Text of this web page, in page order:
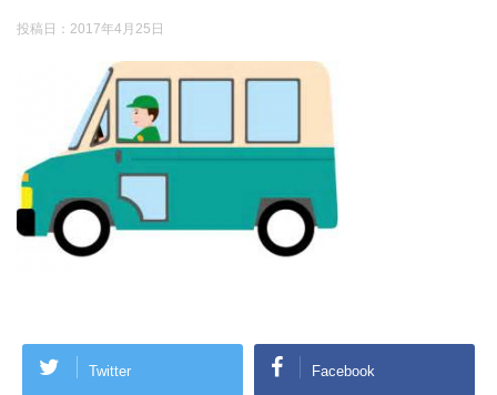
投稿日： 2017年4月25日
Twitter Facebook